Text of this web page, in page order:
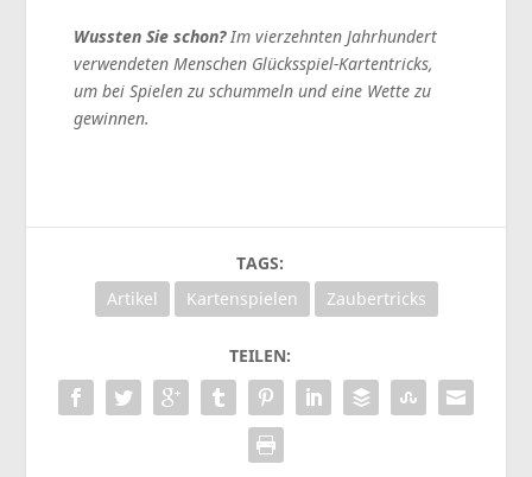
Wussten Sie schon?Im vierzehnten Jahrhundert
verwendeten Menschen Glücksspiel-Kartentricks,
um bei Spielen zu schummeln und eine Wette zu
gewinnen.
TAGS:
Artikel
Kartenspielen Zaubertricks
TEILEN: